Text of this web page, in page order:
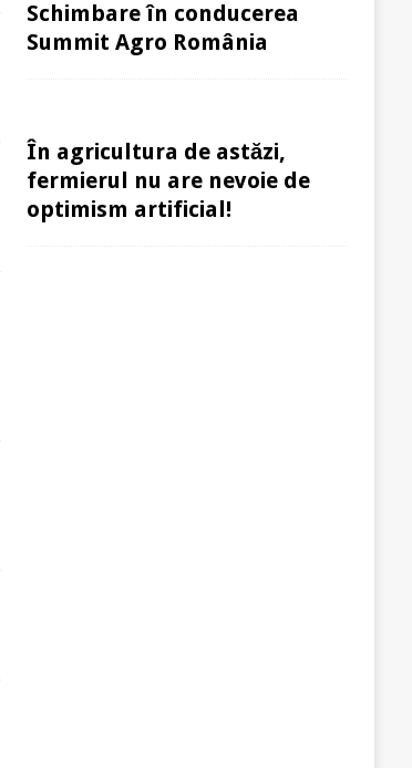
Schimbare în conducerea
Summit Agro România
În agricultura de astăzi,
fermierul nu are nevoie de
optimism artificial!